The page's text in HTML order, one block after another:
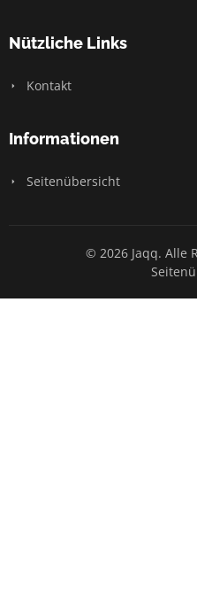
Nützliche Links
Kontakt
Informationen
Seitenübersicht
© 2026 Jaqq. Alle